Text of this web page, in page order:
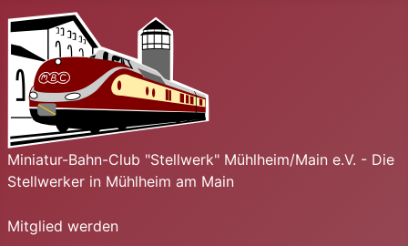
Miniatur-Bahn-Club "Stellwerk" Mühlheim/Main e.V. - Die
Stellwerker in Mühlheim am Main
Mitglied werden